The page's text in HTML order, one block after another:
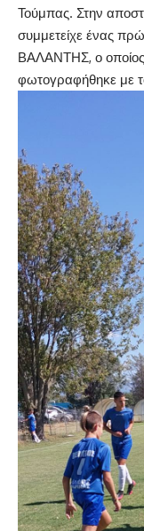
Τούμπας. Στην
συμμετείχε ένας
ΒΑΛΑΝΤΗΣ, ο οποίος
φωτογραφήθηκε με